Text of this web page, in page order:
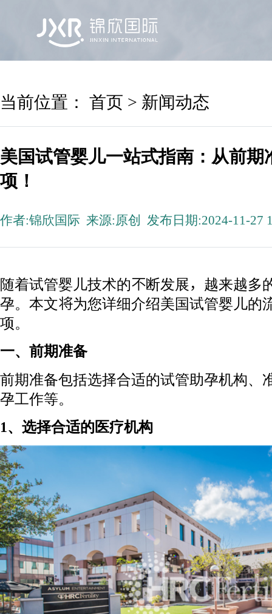
当前位置： 首页 > 新闻动态
美国试管婴儿一站式指南：从前期
项！
作者:锦欣国际 来源:原创 发布日期:2024-11-27
随着试管婴儿技术的不断发展，越来越多
孕。本文将为您详细介绍美国试管婴儿的
项。
一、前期准备
前期准备包括选择合适的试管助孕机构、
孕工作等。
1、选择合适的医疗机构